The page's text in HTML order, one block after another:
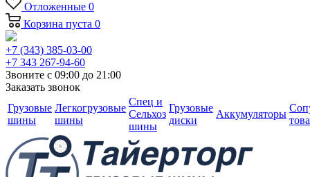
Отложенные 0
Корзина пуста 0
+7 (343) 385-03-00
+7 343 267-94-60
Звоните с 09:00 до 21:00
Заказать звонок
Грузовые
шины
Легкогрузовые
шины
Спец и
Сельхоз
шины
Грузовые
диски
Аккумуляторы